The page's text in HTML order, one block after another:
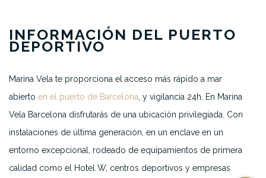
INFORMACIÓN DEL PUERTO
DEPORTIVO
Marina Vela te proporciona el acceso más rápido a mar
abierto en el puerto de Barcelona , y vigilancia 24h. En Marina
Vela Barcelona disfrutarás de una ubicación privilegiada. Con
instalaciones de última generación, en un enclave en un
entorno excepcional, rodeado de equipamientos de primera
calidad como el Hotel W, centros deportivos y empresas